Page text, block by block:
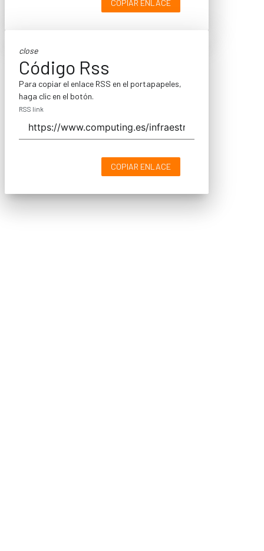
COPIAR ENLACE
close
Código Rss
Para copiar el enlace RSS en el portapapeles,
haga clic en el botón.
RSS link
COPIAR ENLACE